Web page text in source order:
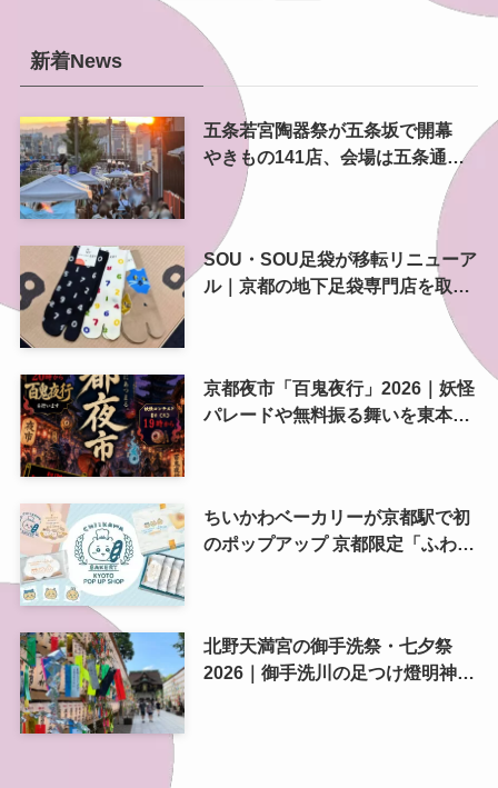
新着News
五条若宮陶器祭が五条坂で開幕
やきもの141店、会場は五条通の
南側にも拡大
SOU・SOU足袋が移転リニューア
ル｜京都の地下足袋専門店を取
材、人気商品や京都土産も紹介
京都夜市「百鬼夜行」2026｜妖怪
パレードや無料振る舞いを東本願
ちいかわベーカリーが京都駅で初
のポップアップ 京都限定「ふわふ
北野天満宮の御手洗祭・七夕祭
2026｜御手洗川の足つけ燈明神事